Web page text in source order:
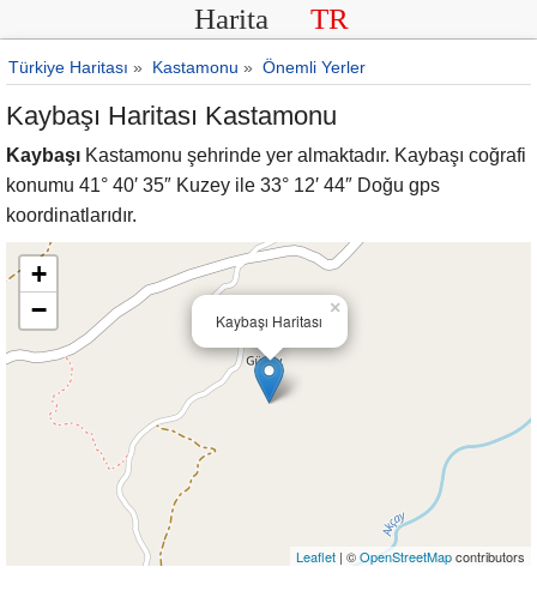
Harita TR
Türkiye Haritası » Kastamonu » Önemli Yerler
Kaybaşı Haritası Kastamonu
Kaybaşı Kastamonu şehrinde yer almaktadır. Kaybaşı coğrafi
konumu 41° 40′ 35″ Kuzey ile 33° 12′ 44″ Doğu gps
koordinatlarıdır.
Kaybaşı Haritası
×
+
−
Leaflet | ©OpenStreetMapcontributors